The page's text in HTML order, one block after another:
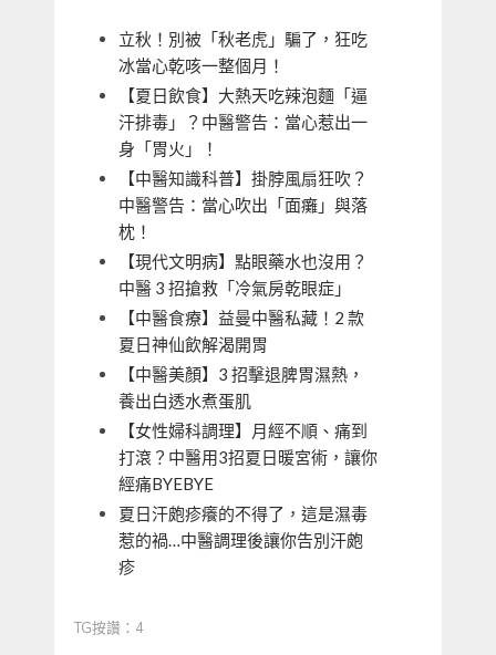
立秋！別被「秋老虎」騙了，狂吃
冰當心乾咳一整個月！
【夏日飲食】大熱天吃辣泡麵「逼
汗排毒」？中醫警告：當心惹出一
身「胃火」！
【中醫知識科普】掛脖風扇狂吹？
中醫警告：當心吹出「面癱」與落
枕！
【現代文明病】點眼藥水也沒用？
中醫 3 招搶救「冷氣房乾眼症」
【中醫食療】益曼中醫私藏！2 款
夏日神仙飲解渴開胃
【中醫美顏】3 招擊退脾胃濕熱，
養出白透水煮蛋肌
【女性婦科調理】月經不順、痛到
打滾？中醫用3招夏日暖宮術，讓你
經痛BYEBYE
夏日汗皰疹癢的不得了，這是濕毒
惹的禍…中醫調理後讓你告別汗皰
疹
TG按讚：4